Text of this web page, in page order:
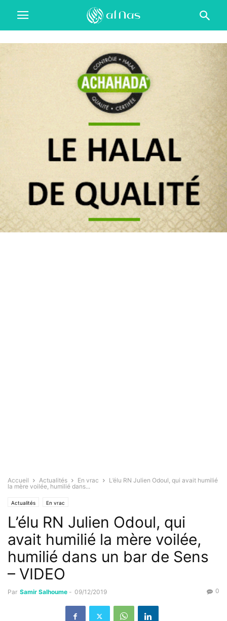
Accueil Actualités En vrac
L’élu RN Julien Odoul, qui avait humilié
la mère voilée, humilié dans...
Actualités En vrac
L’élu RN Julien Odoul, qui
avait humilié la mère voilée,
humilié dans un bar de Sens
– VIDEO
Par Samir Salhoume - 09/12/2019 0